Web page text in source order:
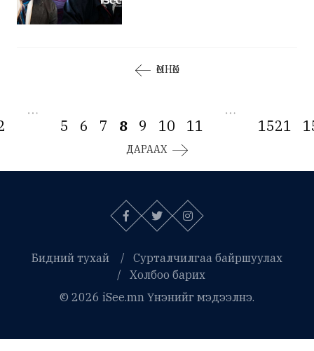
ӨМНӨХ
…
5
6 7 8 9 10 11
…
1521
ДАРААХ
Бидний тухай
Сурталчилгаа байршуулах
Холбоо барих
© 2026 iSee.mn Үнэнийг мэдээлнэ.